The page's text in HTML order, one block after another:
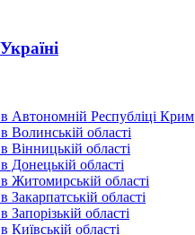
Автономній Республіці Крим
Волинській області
Вінницькій області
Донецькій області
Житомирській області
Закарпатській області
Запорізькій області
Київській області